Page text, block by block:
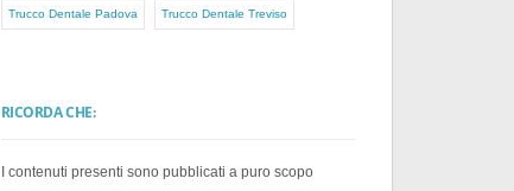
Trucco Dentale Padova Trucco Dentale Treviso
RICORDA CHE:
I contenuti presenti sono pubblicati a puro scopo